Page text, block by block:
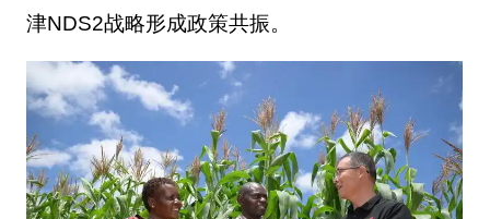
津NDS2战略形成政策共振。